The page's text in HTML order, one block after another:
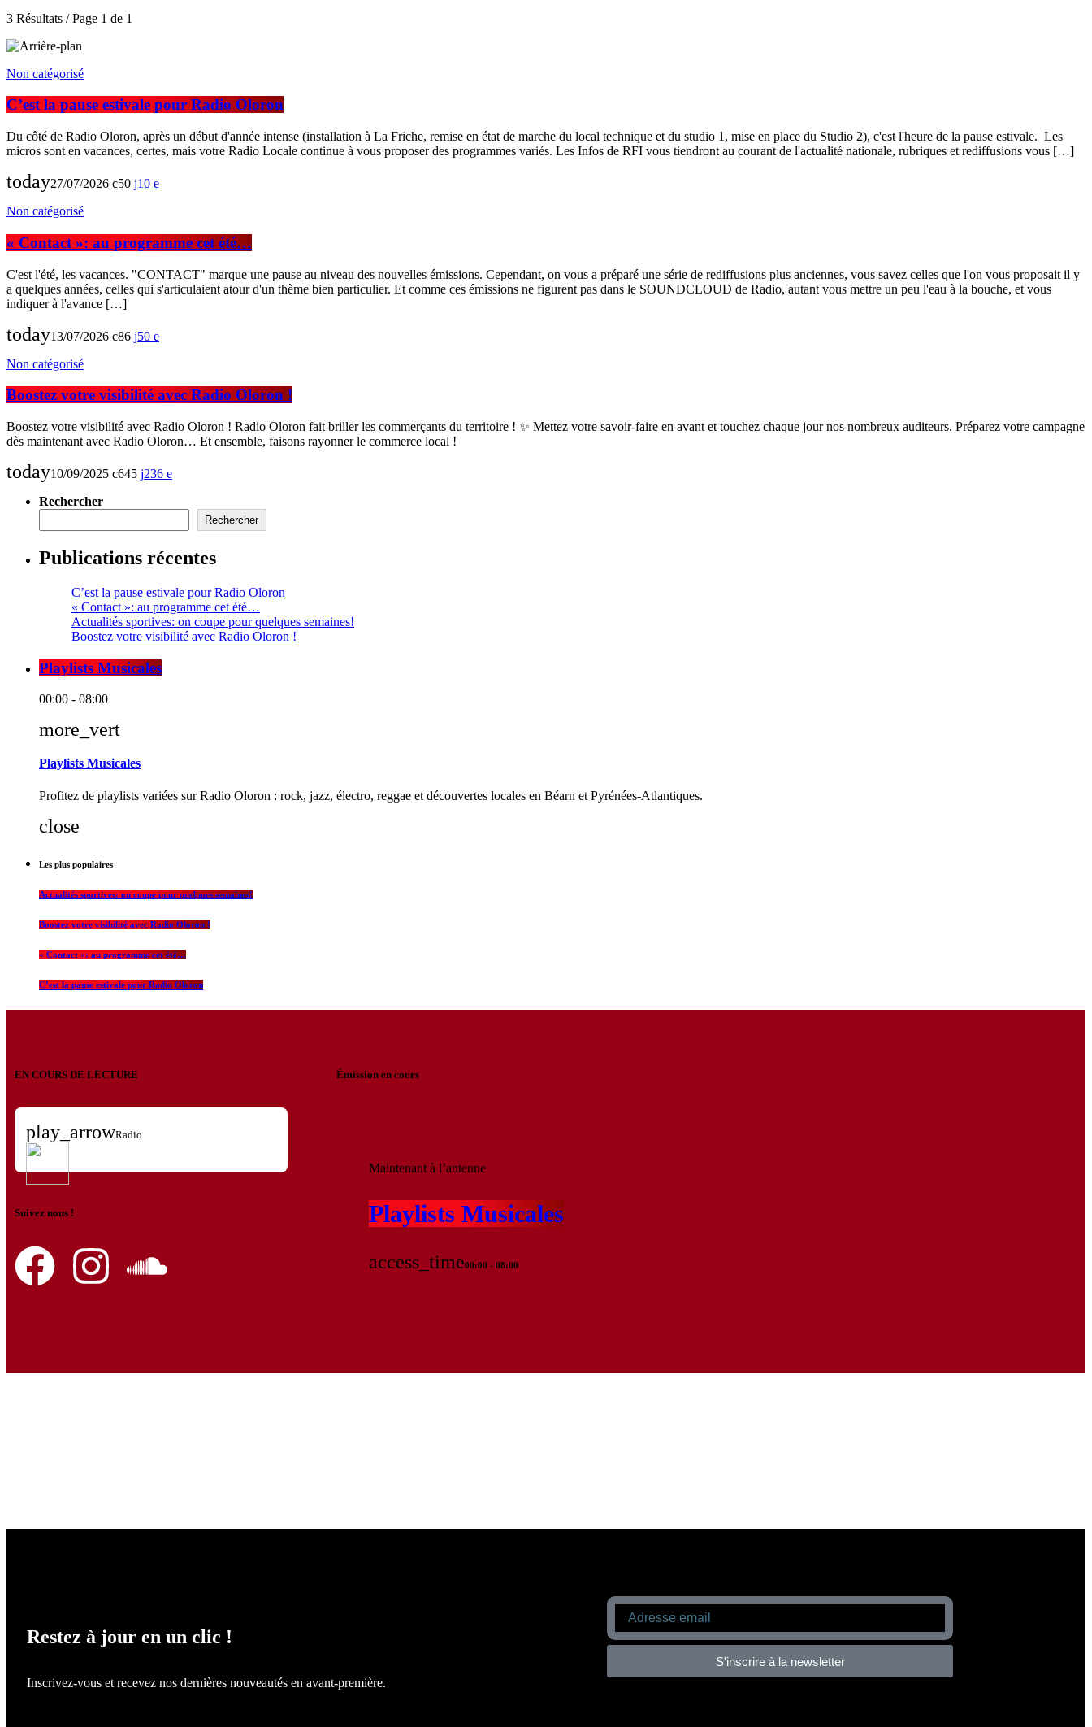
3 Résultats / Page 1 de 1
Non catégorisé
C’est la pause estivale pour Radio Oloron
Du côté de Radio Oloron, après un début d'année intense (installation à La Friche, remise en état de marche du local technique et du studio 1, mise en place du Studio 2), c'est l'heure de la pause estivale. Les
micros sont en vacances, certes, mais votre Radio Locale continue à vous proposer des programmes variés. Les Infos de RFI vous tiendront au courant de l'actualité nationale, rubriques et rediffusions vous […]
today27/07/2026 50 10
Non catégorisé
« Contact »: au programme cet été…
C'est l'été, les vacances. "CONTACT" marque une pause au niveau des nouvelles émissions. Cependant, on vous a préparé une série de rediffusions plus anciennes, vous savez celles que l'on vous proposait il y
a quelques années, celles qui s'articulaient atour d'un thème bien particulier. Et comme ces émissions ne figurent pas dans le SOUNDCLOUD de Radio, autant vous mettre un peu l'eau à la bouche, et vous
indiquer à l'avance […]
today13/07/2026 86 50
Non catégorisé
Boostez votre visibilité avec Radio Oloron !
Boostez votre visibilité avec Radio Oloron ! Radio Oloron fait briller les commerçants du territoire ! ✨ Mettez votre savoir-faire en avant et touchez chaque jour nos nombreux auditeurs. Préparez votre campagne
dès maintenant avec Radio Oloron… Et ensemble, faisons rayonner le commerce local !
today10/09/2025 645 236
Rechercher
Rechercher
Publications récentes
C’est la pause estivale pour Radio Oloron
« Contact »: au programme cet été…
Actualités sportives: on coupe pour quelques semaines!
Boostez votre visibilité avec Radio Oloron !
Playlists Musicales
00:00 - 08:00
more_vert
Playlists Musicales
Profitez de playlists variées sur Radio Oloron : rock, jazz, électro, reggae et découvertes locales en Béarn et Pyrénées-Atlantiques.
close
Les plus populaires
Actualités sportives: on coupe pour quelques semaines!
Boostez votre visibilité avec Radio Oloron !
« Contact »: au programme cet été…
C’est la pause estivale pour Radio Oloron
EN COURS DE LECTURE
play_arrowRadio
Suivez nous !
Émission en cours
Maintenant à l’antenne
Playlists Musicales
access_time00:00 - 08:00
Restez à jour en un clic !
Inscrivez-vous et recevez nos dernières nouveautés en avant-première.
S'inscrire à la newsletter